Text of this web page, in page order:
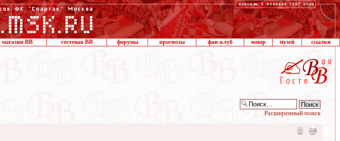
магазин ВВ гостевая ВВ форумы прогнозы фан-клуб юмор музей ссылки
Расширенный поиск